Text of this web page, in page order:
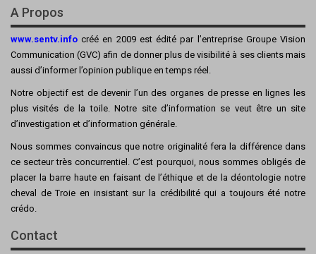
A Propos
www.sentv.info créé en 2009 est édité par l’entreprise Groupe Vision
Communication (GVC) afin de donner plus de visibilité à ses clients mais
aussi d’informer l’opinion publique en temps réel.
Notre objectif est de devenir l’un des organes de presse en lignes les
plus visités de la toile. Notre site d’information se veut être un site
d’investigation et d’information générale.
Nous sommes convaincus que notre originalité fera la différence dans
ce secteur très concurrentiel. C’est pourquoi, nous sommes obligés de
placer la barre haute en faisant de l’éthique et de la déontologie notre
cheval de Troie en insistant sur la crédibilité qui a toujours été notre
crédo.
Contact